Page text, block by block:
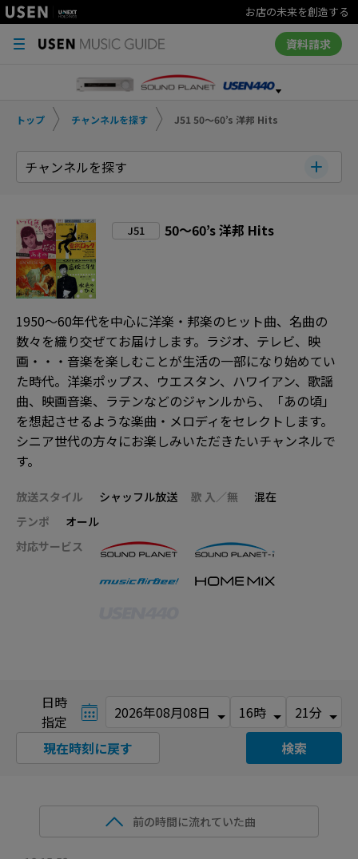
お店の未来を創造する
資料請求
トップ チャンネルを探す J51 50～60’s 洋邦 Hits
チャンネルを探す
J51 50～60’s 洋邦 Hits
1950～60年代を中心に洋楽・邦楽のヒット曲、名曲の
数々を織り交ぜてお届けします。ラジオ、テレビ、映
画・・・音楽を楽しむことが生活の一部になり始めてい
た時代。洋楽ポップス、ウエスタン、ハワイアン、歌謡
曲、映画音楽、ラテンなどのジャンルから、「あの頃」
を想起させるような楽曲・メロディをセレクトします。
シニア世代の方々にお楽しみいただきたいチャンネルで
す。
放送スタイル シャッフル放送 歌 入／無
混在
テンポ
オール
対応サービス
日時
指定
検索
現在時刻に戻す
前の時間に流れていた曲